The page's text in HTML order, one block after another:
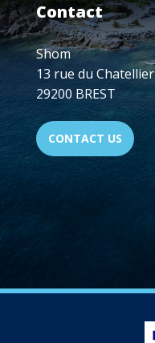
Contact
Shom
13 rue du Chatellier
29200 BREST
CONTACT US